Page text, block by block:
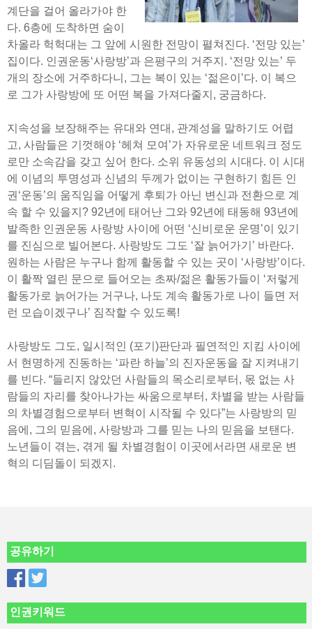
계단을 걸어 올라가야 한
다. 6층에 도착하면 숨이
차올라 헉헉대는 그 앞에 시원한 전망이 펼쳐진다. ‘전망 있는’
집이다. 인권운동‘사랑방’과 은평구의 거주지. ‘전망 있는’ 두
개의 장소에 거주하다니, 그는 복이 있는 ‘젊은이’다. 이 복으
로 그가 사랑방에 또 어떤 복을 가져다줄지, 궁금하다.
지속성을 보장해주는 유대와 연대, 관계성을 말하기도 어렵
고, 사람들은 기껏해야 ‘헤쳐 모여’가 자유로운 네트워크 정도
로만 소속감을 갖고 싶어 한다. 소위 유동성의 시대다. 이 시대
에 이념의 투명성과 신념의 두께가 없이는 구현하기 힘든 인
권‘운동’의 움직임을 어떻게 후퇴가 아닌 변신과 전환으로 계
속 할 수 있을지? 92년에 태어난 그와 92년에 태동해 93년에
발족한 인권운동 사랑방 사이에 어떤 ‘신비로운 운명’이 있기
를 진심으로 빌어본다. 사랑방도 그도 ‘잘 늙어가기’ 바란다.
원하는 사람은 누구나 함께 활동할 수 있는 곳이 ‘사랑방’이다.
이 활짝 열린 문으로 들어오는 초짜/젊은 활동가들이 ‘저렇게
활동가로 늙어가는 거구나, 나도 계속 활동가로 나이 들면 저
런 모습이겠구나’ 짐작할 수 있도록!
사랑방도 그도, 일시적인 (포기)판단과 필연적인 지킴 사이에
서 현명하게 진동하는 ‘파란 하늘’의 진자운동을 잘 지켜내기
를 빈다. “들리지 않았던 사람들의 목소리로부터, 몫 없는 사
람들의 자리를 찾아나가는 싸움으로부터, 차별을 받는 사람들
의 차별경험으로부터 변혁이 시작될 수 있다”는 사랑방의 믿
음에, 그의 믿음에, 사랑방과 그를 믿는 나의 믿음을 보탠다.
노년들이 겪는, 겪게 될 차별경험이 이곳에서라면 새로운 변
혁의 디딤돌이 되겠지.
공유하기
인권키워드